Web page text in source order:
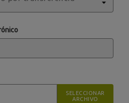
SELECCIONAR
ARCHIVO